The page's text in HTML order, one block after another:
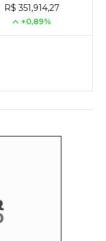
R$ 351,914,27
+0,89%